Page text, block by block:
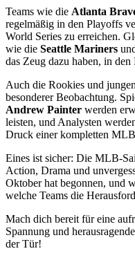
Teams wie die Atlanta
regelmäßig in den Playoffs
World Series zu erreichen.
wie die Seattle Mariners
das Zeug dazu haben, in
Auch die Rookies und
besonderer Beobachtung.
Andrew Painter werden
leisten, und Analysten
Druck einer kompletten
Eines ist sicher: Die MLB-
Action, Drama und
Oktober hat begonnen, und
welche Teams die
Mach dich bereit für eine
Spannung und
der Tür!